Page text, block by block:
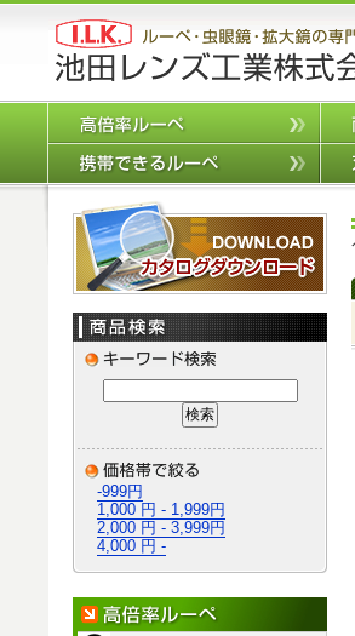
携
-999円
1,000 円 - 1,999円
2,000 円 - 3,999円
4,000 円 -